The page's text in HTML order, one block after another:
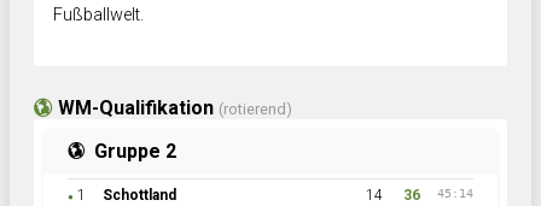
Fußballwelt.
WM-Qualifikation (rotierend)
Gruppe 2
● 1 Schottland 14 36 45:14